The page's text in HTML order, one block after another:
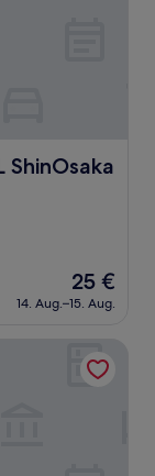
ShinOsaka
Der
Preis
beträgt
25 €
14. Aug.–15. Aug.